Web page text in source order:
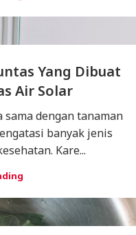
Yang Dibuat
Air Solar
dengan tanaman
banyak jenis
Kare...